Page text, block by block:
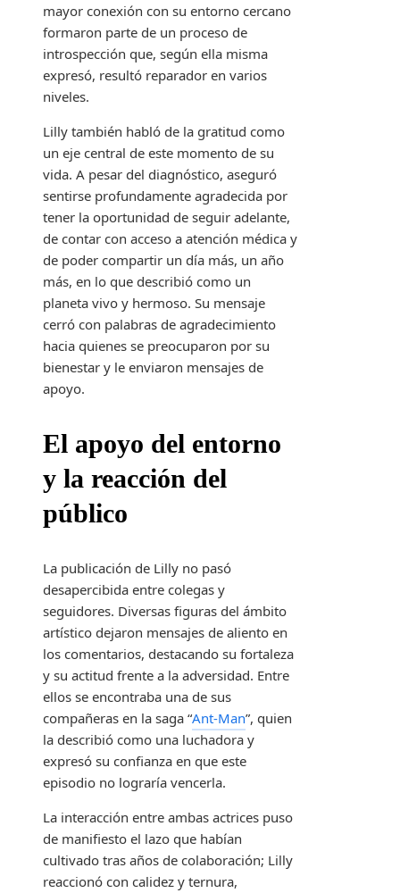
mayor conexión con su entorno cercano
formaron parte de un proceso de
introspección que, según ella misma
expresó, resultó reparador en varios
niveles.
Lilly también habló de la gratitud como
un eje central de este momento de su
vida. A pesar del diagnóstico, aseguró
sentirse profundamente agradecida por
tener la oportunidad de seguir adelante,
de contar con acceso a atención médica y
de poder compartir un día más, un año
más, en lo que describió como un
planeta vivo y hermoso. Su mensaje
cerró con palabras de agradecimiento
hacia quienes se preocuparon por su
bienestar y le enviaron mensajes de
apoyo.
El apoyo del entorno
y la reacción del
público
La publicación de Lilly no pasó
desapercibida entre colegas y
seguidores. Diversas figuras del ámbito
artístico dejaron mensajes de aliento en
los comentarios, destacando su fortaleza
y su actitud frente a la adversidad. Entre
ellos se encontraba una de sus
compañeras en la saga “Ant-Man”, quien
la describió como una luchadora y
expresó su confianza en que este
episodio no lograría vencerla.
La interacción entre ambas actrices puso
de manifiesto el lazo que habían
cultivado tras años de colaboración; Lilly
reaccionó con calidez y ternura,